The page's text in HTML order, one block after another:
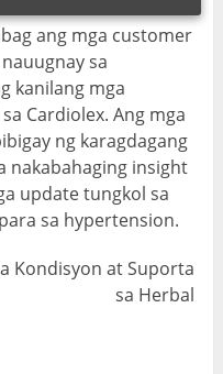
ang mga customer
sa
kanilang mga
Cardiolex. Ang mga
ng karagdagang
nakabahaging insight
update tungkol sa
sa hypertension.
Kondisyon at Suporta
sa Herbal